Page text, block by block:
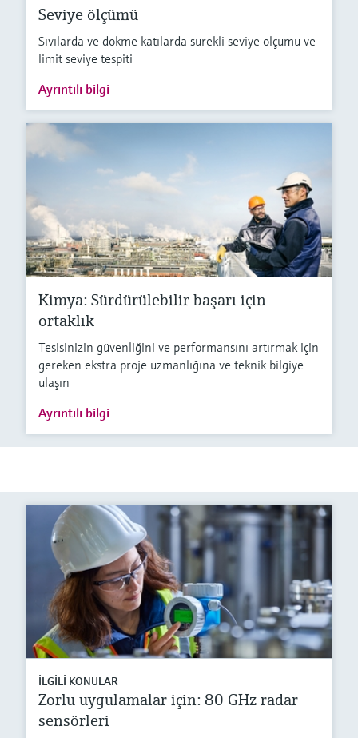
Seviye ölçümü
Sıvılarda ve dökme katılarda sürekli seviye ölçümü ve
limit seviye tespiti
Ayrıntılı bilgi
Kimya: Sürdürülebilir başarı için
ortaklık
Tesisinizin güvenliğini ve performansını artırmak için
gereken ekstra proje uzmanlığına ve teknik bilgiye
ulaşın
Ayrıntılı bilgi
İLGILI KONULAR
Zorlu uygulamalar için: 80 GHz radar
sensörleri